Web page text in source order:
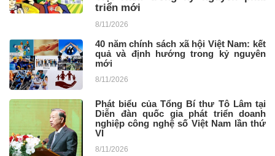
triển mới
8/11/2026
40 năm chính sách xã hội Việt Nam: kết
quả và định hướng trong kỷ nguyên
mới
8/11/2026
Phát biểu của Tổng Bí thư Tô Lâm tại
Diễn đàn quốc gia phát triển doanh
nghiệp công nghệ số Việt Nam lần thứ
VI
8/11/2026